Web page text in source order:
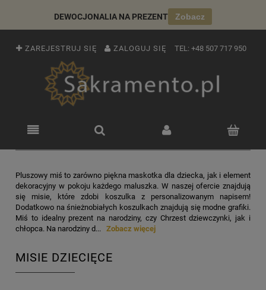
DEWOCJONALIA NA PREZENT Zobacz
ZAREJESTRUJ SIĘ ZALOGUJ SIĘ TEL: +48 507 717 950
Pluszowy miś to zarówno piękna maskotka dla dziecka, jak i element
dekoracyjny w pokoju każdego maluszka. W naszej ofercie znajdują
się misie, które zdobi koszulka z personalizowanym napisem!
Dodatkowo na śnieżnobiałych koszulkach znajdują się modne grafiki.
Miś to idealny prezent na narodziny, czy Chrzest dziewczynki, jak i
chłopca. Na narodziny d... Zobacz więcej
MISIE DZIECIĘCE